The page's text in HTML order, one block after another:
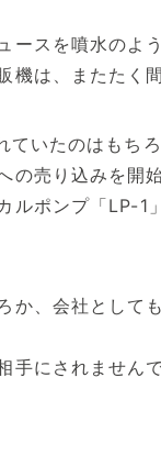
ースを噴水のよ
は、またたく
いたのはもち
売り込みを開
ルポンプ「LP-
か、会社として
手にされません